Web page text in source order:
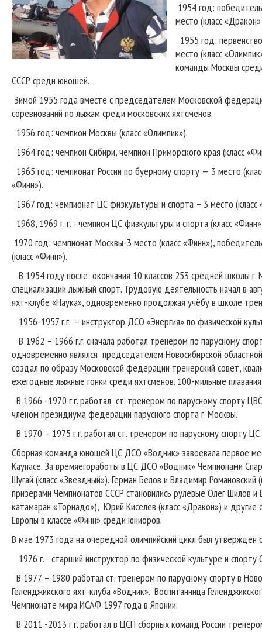
1954 год:
место (класс
1955 год:
место (класс
команды Москвы
СССР среди юношей.
Зимой 1955 года вместе с председателем Московской
соревнований по лыжам среди московских яхтсменов.
1956 год: чемпион Москвы (класс «Олимпик»).
1964 год: чемпион Сибири, чемпион Приморского края (класс
1965 год: чемпионат России по буерному спорту — 3 место
«Финн»).
1967 год: чемпионат ЦС физкультуры и спорта – 3 место
1968, 1969 г. г. - чемпион ЦС физкультуры и спорта (класс
1970 год: чемпионат Москвы-3 место (класс «Финн»),
(класс «Финн»).
В 1954 году после окончания 10 классов 253 средней школы
специализации лыжный спорт. Трудовую деятельность начал в
яхт-клубе «Наука», одновременно продолжая учёбу в школе
1956-1957 г.г. — инструктор ДСО «Энергия» по физической
В 1962 – 1966 г.г. сначала работал тренером по парусному
одновременно являлся председателем Новосибирской
создал по образу Московской федерации тренерский совет,
ежегодные лыжные гонки среди яхтсменов. 100-мильные
В 1966 -1970 г.г. работал ст. тренером по парусному спорту
членом президиума федерации парусного спорта г. Москвы.
В 1970 – 1975 г.г. работал ст. тренером по парусному спорту
Сборная команда юношей ЦС ДСО «Водник» завоевала первое
Каунасе. За времяегоработы в ЦС ДСО «Водник» Чемпионами
Шугай (класс «Звездный»), Герман Белов и Владимир
призерами Чемпионатов СССР становились рулевые Олег Шилов
катамаран «Торнадо»), Юрий Киселев (класс «Дракон») и другие
Европы в классе «Финн» среди юниоров.
В мае 1973 года на очередной олимпийский цикл был
1976 г. - старший инструктор по физической культуре и
В 1977 – 1980 работал ст. тренером по парусному спорту в
Геленджикского яхт-клуба «Водник». Воспитанница
Чемпионате мира ИСАФ 1997 года в Японии.
В 2011 -2013 г.г. работал в ЦСП сборных команд России